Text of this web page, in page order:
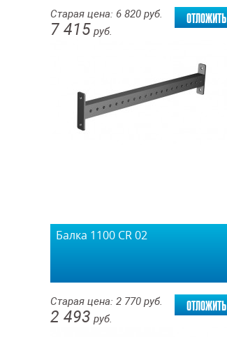
Старая цена: 6 820 руб.
7 415 руб.
отложить
Балка 1100 СR 02
Старая цена: 2 770 руб.
2 493 руб.
отложить